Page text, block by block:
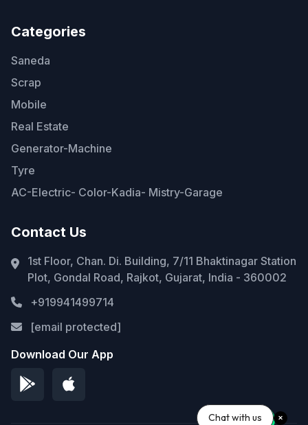
Categories
Saneda
Scrap
Mobile
Real Estate
Generator-Machine
Tyre
AC-Electric- Color-Kadia- Mistry-Garage
Contact Us
1st Floor, Chan. Di. Building, 7/11 Bhaktinagar Station
Plot, Gondal Road, Rajkot, Gujarat, India - 360002
+919941499714
[email protected]
Download Our App
Chat with us